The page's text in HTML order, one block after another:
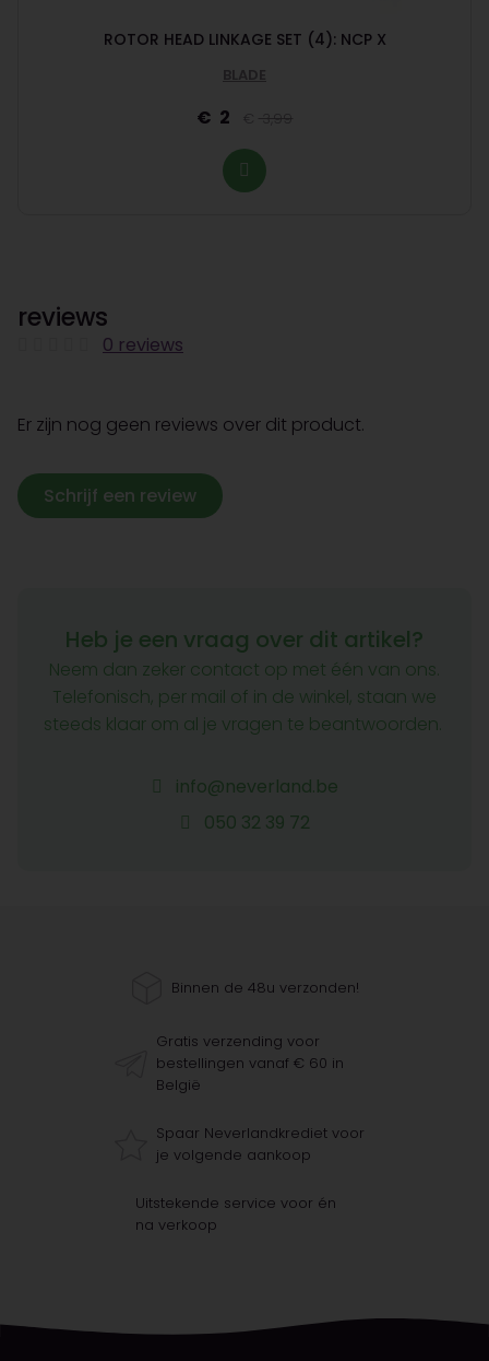
ROTOR HEAD LINKAGE SET (4): NCP X
BLADE
2 3,99
reviews
0 reviews
Er zijn nog geen reviews over dit product.
Schrijf een review
Heb je een vraag over dit artikel?
Neem dan zeker contact op met één van ons.
Telefonisch, per mail of in de winkel, staan we
steeds klaar om al je vragen te beantwoorden.
info@neverland.be
050 32 39 72
Binnen de 48u verzonden!
Gratis verzending voor
bestellingen vanaf € 60 in
België
Spaar Neverlandkrediet voor
je volgende aankoop
Uitstekende service voor én
na verkoop